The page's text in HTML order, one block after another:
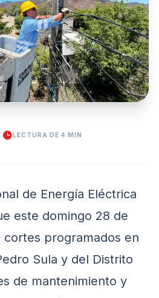
LECTURA DE 4 MIN
de Energía Eléctrica
este domingo 28 de
cortes programados en
Sula y del Distrito
de mantenimiento y